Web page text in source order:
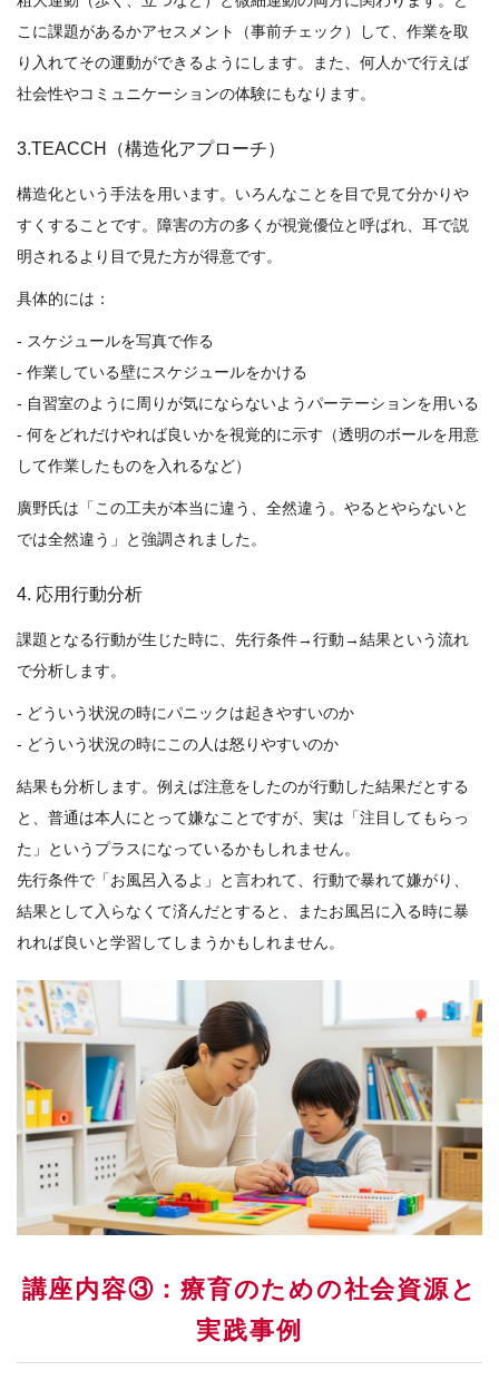
こに課題があるかアセスメント（事前チェック）して、作業を取
り入れてその運動ができるようにします。また、何人かで行えば
社会性やコミュニケーションの体験にもなります。
3.TEACCH（構造化アプローチ）
構造化という手法を用います。いろんなことを目で見て分かりや
すくすることです。障害の方の多くが視覚優位と呼ばれ、耳で説
明されるより目で見た方が得意です。
具体的には：
- スケジュールを写真で作る
- 作業している壁にスケジュールをかける
- 自習室のように周りが気にならないようパーテーションを用いる
- 何をどれだけやれば良いかを視覚的に示す（透明のボールを用意
して作業したものを入れるなど）
廣野氏は「この工夫が本当に違う、全然違う。やるとやらないと
では全然違う」と強調されました。
4. 応用行動分析
課題となる行動が生じた時に、先行条件→行動→結果という流れ
で分析します。
- どういう状況の時にパニックは起きやすいのか
- どういう状況の時にこの人は怒りやすいのか
結果も分析します。例えば注意をしたのが行動した結果だとする
と、普通は本人にとって嫌なことですが、実は「注目してもらっ
た」というプラスになっているかもしれません。
先行条件で「お風呂入るよ」と言われて、行動で暴れて嫌がり、
結果として入らなくて済んだとすると、またお風呂に入る時に暴
れれば良いと学習してしまうかもしれません。
講座内容③：療育のための社会資源と
実践事例